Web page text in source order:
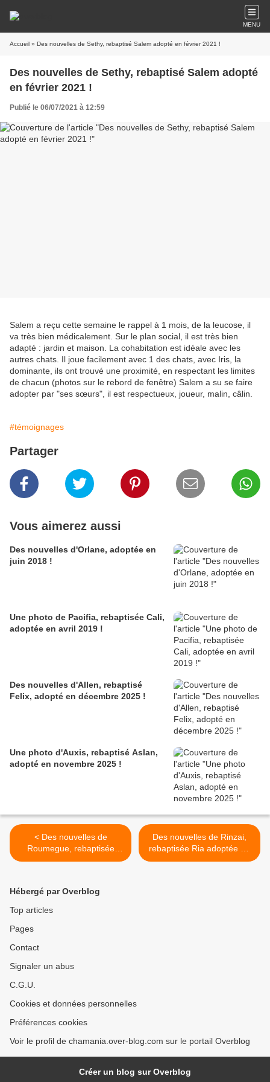
MENU
Accueil » Des nouvelles de Sethy, rebaptisé Salem adopté en février 2021 !
Des nouvelles de Sethy, rebaptisé Salem adopté
en février 2021 !
Publié le 06/07/2021 à 12:59
Salem a reçu cette semaine le rappel à 1 mois, de la leucose, il
va très bien médicalement. Sur le plan social, il est très bien
adapté : jardin et maison. La cohabitation est idéale avec les
autres chats. Il joue facilement avec 1 des chats, avec Iris, la
dominante, ils ont trouvé une proximité, en respectant les limites
de chacun (photos sur le rebord de fenêtre) Salem a su se faire
adopter par "ses sœurs", il est respectueux, joueur, malin, câlin.
#témoignages
Partager
Vous aimerez aussi
Des nouvelles d'Orlane, adoptée en
juin 2018 !
Une photo de Pacifia, rebaptisée Cali,
adoptée en avril 2019 !
Des nouvelles d'Allen, rebaptisé
Felix, adopté en décembre 2025 !
Une photo d'Auxis, rebaptisé Aslan,
adopté en novembre 2025 !
< Des nouvelles de
Roumegue, rebaptisée
Choupette adoptée en
Des nouvelles de Rinzai,
rebaptisée Ria adoptée en
janvier 2021 ! >
Hébergé par Overblog
Top articles
Pages
Contact
Signaler un abus
C.G.U.
Cookies et données personnelles
Préférences cookies
Voir le profil de chamania.over-blog.com sur le portail Overblog
Créer un blog sur Overblog